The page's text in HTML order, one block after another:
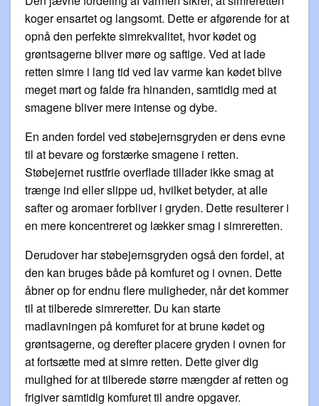
koger ensartet og langsomt. Dette er afgørende for at
opnå den perfekte simrekvalitet, hvor kødet og
grøntsagerne bliver møre og saftige. Ved at lade
retten simre i lang tid ved lav varme kan kødet blive
meget mørt og falde fra hinanden, samtidig med at
smagene bliver mere intense og dybe.
En anden fordel ved støbejernsgryden er dens evne
til at bevare og forstærke smagene i retten.
Støbejernet rustfrie overflade tillader ikke smag at
trænge ind eller slippe ud, hvilket betyder, at alle
safter og aromaer forbliver i gryden. Dette resulterer i
en mere koncentreret og lækker smag i simreretten.
Derudover har støbejernsgryden også den fordel, at
den kan bruges både på komfuret og i ovnen. Dette
åbner op for endnu flere muligheder, når det kommer
til at tilberede simreretter. Du kan starte
madlavningen på komfuret for at brune kødet og
grøntsagerne, og derefter placere gryden i ovnen for
at fortsætte med at simre retten. Dette giver dig
mulighed for at tilberede større mængder af retten og
frigiver samtidig komfuret til andre opgaver.